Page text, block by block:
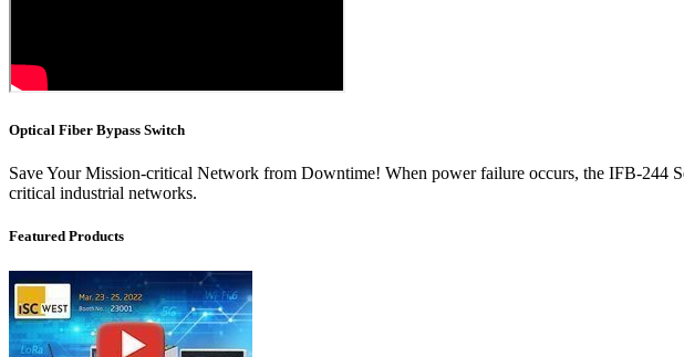
Optical Fiber Bypass Switch
Save Your Mission-critical Network from Downtime! When power failure occurs, the IFB-244
critical industrial networks.
Featured Products